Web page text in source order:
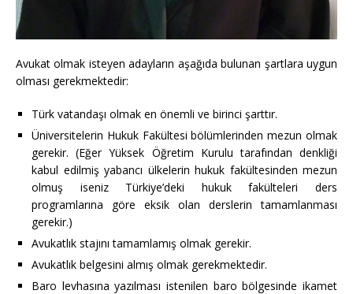
Avukat olmak isteyen adayların aşağıda bulunan şartlara uygun
olması gerekmektedir:
Türk vatandaşı olmak en önemli ve birinci şarttır.
Üniversitelerin Hukuk Fakültesi bölümlerinden mezun olmak
gerekir. (Eğer Yüksek Öğretim Kurulu tarafından denkliği
kabul edilmiş yabancı ülkelerin hukuk fakültesinden mezun
olmuş iseniz Türkiye’deki hukuk fakülteleri ders
programlarına göre eksik olan derslerin tamamlanması
gerekir.)
Avukatlık stajını tamamlamış olmak gerekir.
Avukatlık belgesini almış olmak gerekmektedir.
Baro levhasına yazılması istenilen baro bölgesinde ikamet